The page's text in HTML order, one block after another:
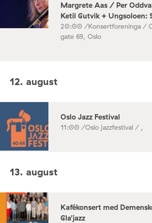
Margrete Aas / Per
Ketil Gutvik + Ungsoloen:
20:00 /Konsertforeninga /
gate 69, Oslo
12. august
Oslo Jazz Festival
11:00 /Oslo jazzfestival / ,
13. august
Kafékonsert med
Gla’jazz